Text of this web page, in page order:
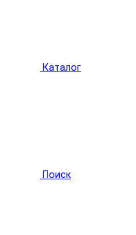
Каталог
Поиск